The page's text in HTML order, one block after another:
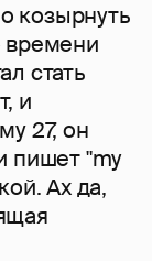
козырнуть
времени
стать
и
27, он
пишет "my
Ах да,